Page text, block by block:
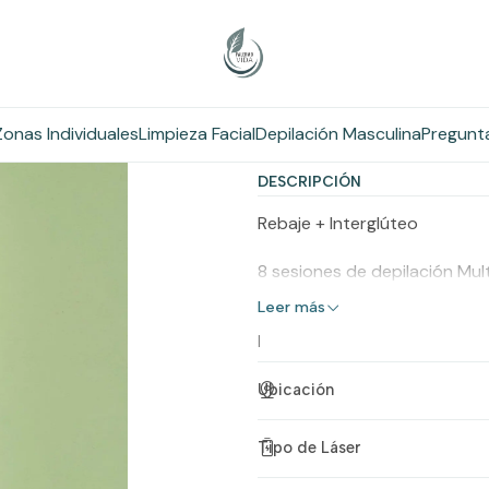
IndividualesLimpieza FacialDepilación Masculina
Hombres
a
t
i
a
d
DESCRIPCIÓN
Rebaje + Interglúteo
8 sesiones de depilación
Leer más
|
Ubicación
Tipo de Láser